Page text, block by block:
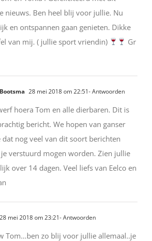
nieuws. Ben heel blij voor jullie. Nu
en ontspannen gaan genieten. Dikke
van mij. ( jullie sport vriendin)
Gr
28 mei 2018 om 22:51- Antwoorden
hoera Tom en alle dierbaren. Dit is
bericht. We hopen van ganser
dat nog veel van dit soort berichten
verstuurd mogen worden. Zien jullie
over 14 dagen. Veel liefs van Eelco en
28 mei 2018 om 23:21- Antwoorden
Tom…ben zo blij voor jullie allemaal..je